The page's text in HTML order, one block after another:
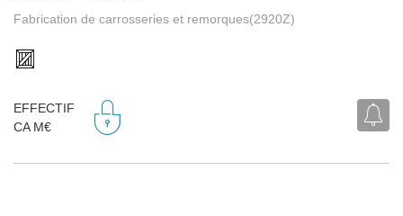
Fabrication de carrosseries et remorques(2920Z)
EFFECTIF
CA M€